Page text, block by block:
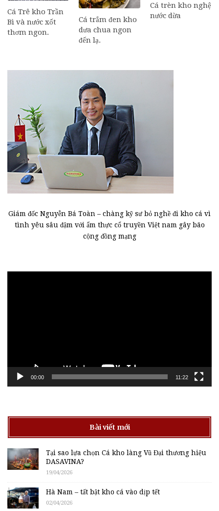
Cá Trê kho Trần
Bì và nước xốt
thơm ngon.
Cá trắm đen kho
dưa chua ngon
đến lạ.
Cá trèn kho nghệ
nước dừa
Giám đốc Nguyễn Bá Toàn – chàng kỹ sư bỏ nghề đi kho cá vì
tình yêu sâu đậm với ẩm thực cổ truyền Việt nam gây bão
cộng đồng mạng
00:00 11:22
Bài viết mới
Tại sao lựa chọn Cá kho làng Vũ Đại thương hiệu
DASAVINA?
19/04/2026
Hà Nam – tất bật kho cá vào dịp tết
02/04/2026